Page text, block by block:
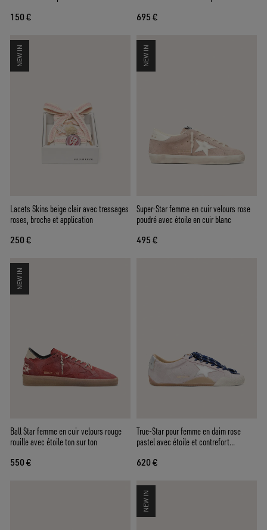
150 € 695 €
NEW IN
Lacets Skins beige clair avec tressages
roses, broche et application
250 €
NEW IN
Super-Star femme en cuir velours rose
poudré avec étoile en cuir blanc
495 €
NEW IN
Ball Star femme en cuir velours rouge
rouille avec étoile ton sur ton
550 €
True-Star pour femme en daim rose
pastel avec étoile et contrefort
620 €
NEW IN